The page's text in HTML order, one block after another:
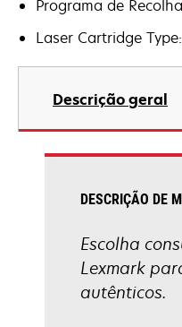
Programa de
Laser Cartridge
Descrição geral
DESCRIÇÃO DE
Escolha
Lexmark
autênticos.